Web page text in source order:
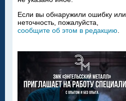
Если вы обнаружили ошибку или
неточность, пожалуйста,
сообщите об этом в редакцию